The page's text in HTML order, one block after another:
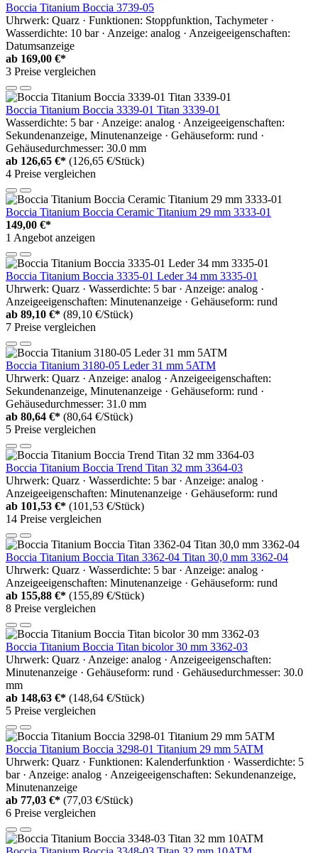
Boccia Titanium Boccia 3739-05
Uhrwerk: Quarz · Funktionen: Stoppfunktion, Tachymeter ·
Wasserdichte: 10 bar · Anzeige: analog · Anzeigeeigenschaften:
Datumsanzeige
ab 169,00 €*
3 Preise vergleichen
Boccia Titanium Boccia 3339-01 Titan 3339-01
Wasserdichte: 5 bar · Anzeige: analog · Anzeigeeigenschaften:
Sekundenanzeige, Minutenanzeige · Gehäuseform: rund ·
Gehäusedurchmesser: 30.0 mm
ab 126,65 €* (126,65 €/Stück)
4 Preise vergleichen
Boccia Titanium Boccia Ceramic Titanium 29 mm 3333-01
149,00 €*
1 Angebot anzeigen
Boccia Titanium Boccia 3335-01 Leder 34 mm 3335-01
Uhrwerk: Quarz · Wasserdichte: 5 bar · Anzeige: analog ·
Anzeigeeigenschaften: Minutenanzeige · Gehäuseform: rund
ab 89,10 €* (89,10 €/Stück)
7 Preise vergleichen
Boccia Titanium 3180-05 Leder 31 mm 5ATM
Uhrwerk: Quarz · Anzeige: analog · Anzeigeeigenschaften:
Sekundenanzeige, Minutenanzeige · Gehäuseform: rund ·
Gehäusedurchmesser: 31.0 mm
ab 80,64 €* (80,64 €/Stück)
5 Preise vergleichen
Boccia Titanium Boccia Trend Titan 32 mm 3364-03
Uhrwerk: Quarz · Wasserdichte: 5 bar · Anzeige: analog ·
Anzeigeeigenschaften: Minutenanzeige · Gehäuseform: rund
ab 101,53 €* (101,53 €/Stück)
14 Preise vergleichen
Boccia Titanium Boccia Titan 3362-04 Titan 30,0 mm 3362-04
Uhrwerk: Quarz · Wasserdichte: 5 bar · Anzeige: analog ·
Anzeigeeigenschaften: Minutenanzeige · Gehäuseform: rund
ab 155,88 €* (155,89 €/Stück)
8 Preise vergleichen
Boccia Titanium Boccia Titan bicolor 30 mm 3362-03
Uhrwerk: Quarz · Anzeige: analog · Anzeigeeigenschaften:
Minutenanzeige · Gehäuseform: rund · Gehäusedurchmesser: 30.0
mm
ab 148,63 €* (148,64 €/Stück)
5 Preise vergleichen
Boccia Titanium Boccia 3298-01 Titanium 29 mm 5ATM
Uhrwerk: Quarz · Funktionen: Kalenderfunktion · Wasserdichte: 5
bar · Anzeige: analog · Anzeigeeigenschaften: Sekundenanzeige,
Minutenanzeige
ab 77,03 €* (77,03 €/Stück)
6 Preise vergleichen